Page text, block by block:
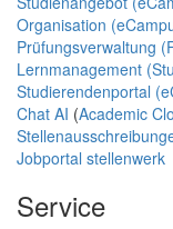
Organisation
Prüfungsverwaltung
Lernmanagement
Studierendenportal
Chat AI (Academic
Jobportal stellenwerk
Service